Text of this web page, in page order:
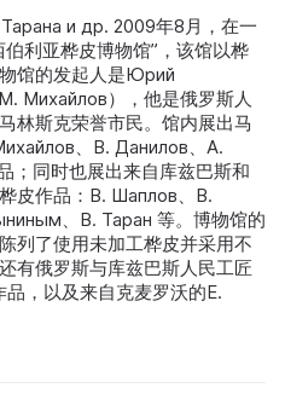
и др. 2009年8月，在一
利亚桦皮博物馆”，该馆以桦
馆的发起人是Юрий
Михайлов），他是俄罗斯人
林斯克荣誉市民。馆内展出马
、В. Данилов、А.
；同时也展出来自库兹巴斯和
皮作品：В. Шаплов、В.
、В. Таран 等。博物馆的
列了使用未加工桦皮并采用不
有俄罗斯与库兹巴斯人民工匠
，以及来自克麦罗沃的Е.